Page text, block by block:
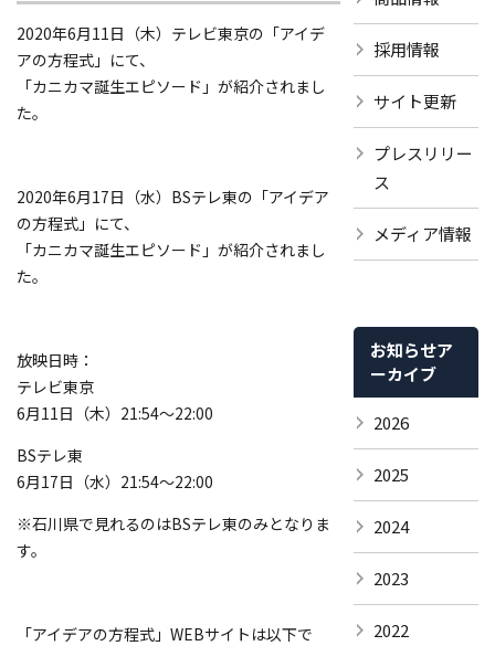
2020年6月11日（木）テレビ東京の「アイデ
アの方程式」にて、
「カニカマ誕生エピソード」が紹介されまし
た。
2020年6月17日（水）BSテレ東の「アイデア
の方程式」にて、
「カニカマ誕生エピソード」が紹介されまし
た。
放映日時：
テレビ東京
6月11日（木）21:54～22:00
BSテレ東
6月17日（水）21:54～22:00
※石川県で見れるのはBSテレ東のみとなりま
す。
「アイデアの方程式」WEBサイトは以下で
採用情報
サイト更新
プレスリリー
ス
メディア情報
お知らせア
ーカイブ
2026
2025
2024
2023
2022